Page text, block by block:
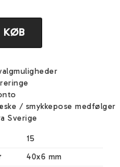
KØB
/ smykkepose medfølger
Sverige
15
40x6 mm